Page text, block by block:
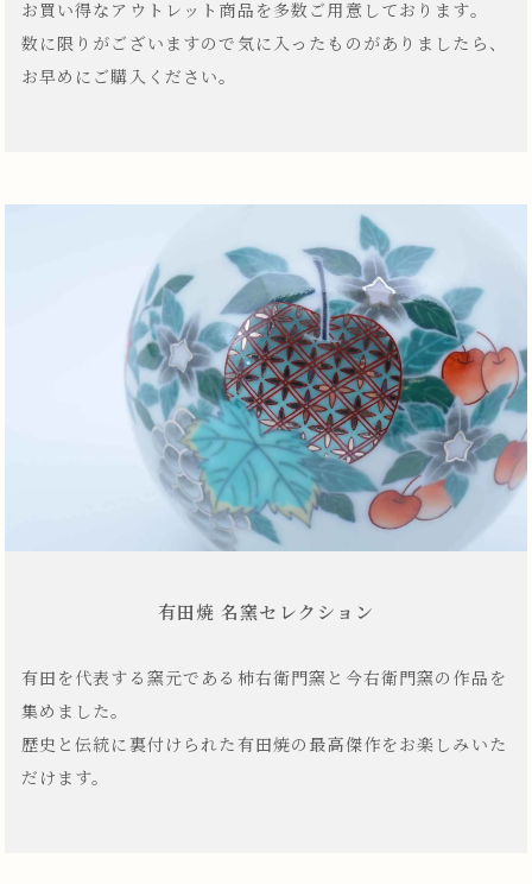
お買い得なアウトレット商品を多数ご用意しております。
数に限りがございますので気に入ったものがありましたら、
お早めにご購入ください。
有田焼 名窯セレクション
有田を代表する窯元である柿右衛門窯と今右衛門窯の作品を
集めました。
歴史と伝統に裏付けられた有田焼の最高傑作をお楽しみいた
だけます。